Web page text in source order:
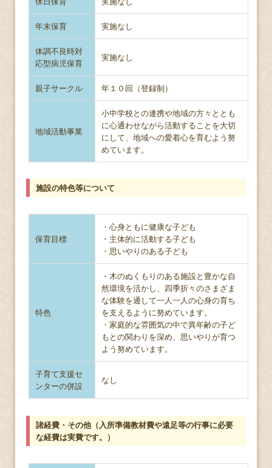
年末保育 実施なし
体調不良時対
応型病児保育
実施なし
親子サークル 年１０回（登録制）
地域活動事業
小中学校との連携や地域の方々ととも
に心通わせながら活動することを大切
にして、地域への愛着心を育むよう努
めています。
施設の特色等について
保育目標
・心身ともに健康な子ども
・主体的に活動する子ども
・思いやりのある子ども
特色
・木のぬくもりのある施設と豊かな自
然環境を活かし、四季折々のさまざま
な体験を通して一人一人の心身の育ち
を支えるように努めています。
・家庭的な雰囲気の中で異年齢の子ど
もとの関わりを深め、思いやりが育つ
よう努めています。
子育て支援セ
ンターの併設
なし
諸経費・その他（入所準備教材費や遠足等の行事に必要
な経費は実費です。）